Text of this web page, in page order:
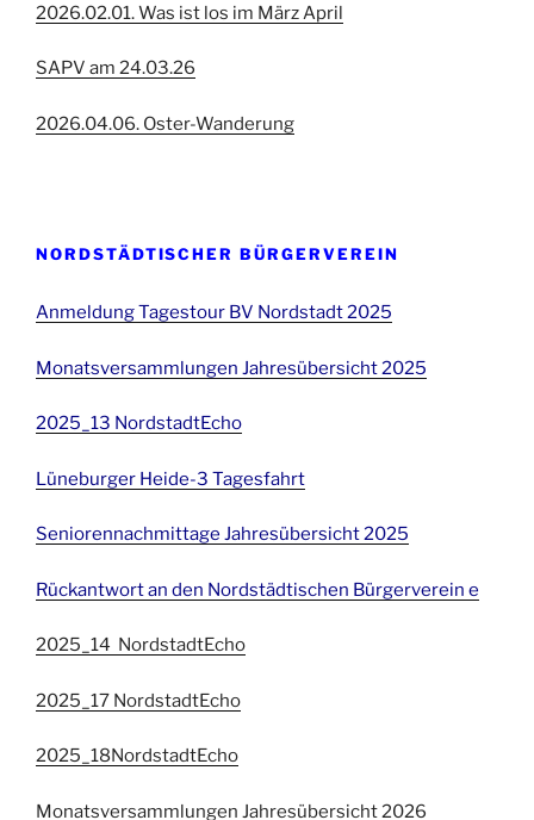
2026.02.01. Was ist los im März April
SAPV am 24.03.26
2026.04.06. Oster-Wanderung
NORDSTÄDTISCHER BÜRGERVEREIN
Anmeldung Tagestour BV Nordstadt 2025
Monatsversammlungen Jahresübersicht 2025
2025_13 NordstadtEcho
Lüneburger Heide-3 Tagesfahrt
Seniorennachmittage Jahresübersicht 2025
Rückantwort an den Nordstädtischen Bürgerverein e
2025_14 NordstadtEcho
2025_17 NordstadtEcho
2025_18NordstadtEcho
Monatsversammlungen Jahresübersicht 2026